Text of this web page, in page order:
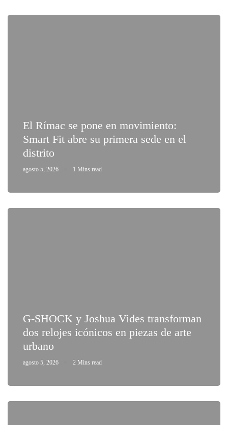
El Rímac se pone en movimiento:
Smart Fit abre su primera sede en el
distrito
agosto 5, 2026 1 Mins read
G-SHOCK y Joshua Vides transforman
dos relojes icónicos en piezas de arte
urbano
agosto 5, 2026 2 Mins read